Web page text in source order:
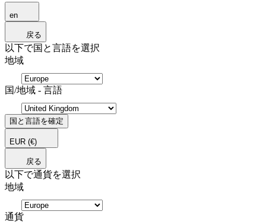
en
戻る
以下で国と言語を選択
地域
国/地域 - 言語
国と言語を確定
EUR (€)
戻る
以下で通貨を選択
地域
通貨